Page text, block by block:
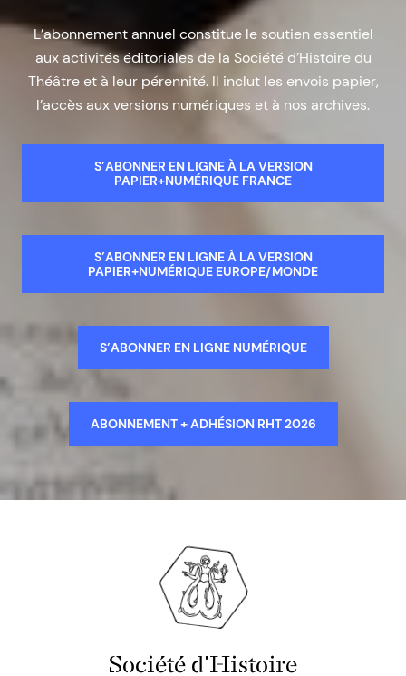
L’abonnement annuel constitue le soutien essentiel
aux activités éditoriales de la Société d’Histoire du
Théâtre et à leur pérennité. Il inclut les envois papier,
l’accès aux versions numériques et à nos archives.
S’ABONNER EN LIGNE À LA VERSION
PAPIER+NUMÉRIQUE FRANCE
S’ABONNER EN LIGNE À LA VERSION
PAPIER+NUMÉRIQUE EUROPE/MONDE
S’ABONNER EN LIGNE NUMÉRIQUE
ABONNEMENT + ADHÉSION RHT 2026
Société d'Histoire